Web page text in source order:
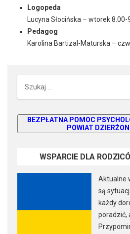
Logopeda
Lucyna Słocińska – wtorek 8.00-
Pedagog
Karolina Bartizal-Maturska –
BEZPŁATNA POMOC
POWIAT
WSPARCIE DLA
Aktualne
są
każdy
poradzić,